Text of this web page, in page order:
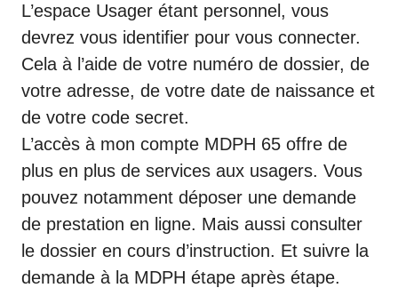
L’espace Usager étant personnel, vous
devrez vous identifier pour vous connecter.
Cela à l’aide de votre numéro de dossier, de
votre adresse, de votre date de naissance et
de votre code secret.
L’accès à mon compte MDPH 65 offre de
plus en plus de services aux usagers. Vous
pouvez notamment déposer une demande
de prestation en ligne. Mais aussi consulter
le dossier en cours d’instruction. Et suivre la
demande à la MDPH étape après étape.